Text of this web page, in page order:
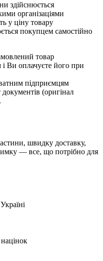
здійснюється
організаціями
у ціну товару
покупцем самостійно
товар
Ви оплачуєте його при
підприємцям
(оригінал
швидку доставку,
— все, що потрібно для